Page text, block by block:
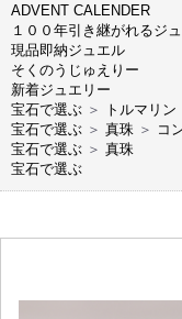
ADVENT CALENDER
１００年引き継がれるジ
現品即納ジュエル
そくのうじゅえりー
新着ジュエリー
宝石で選ぶ ＞
トルマリン
宝石で選ぶ ＞ 真珠 ＞ コ
宝石で選ぶ ＞ 真珠
宝石で選ぶ